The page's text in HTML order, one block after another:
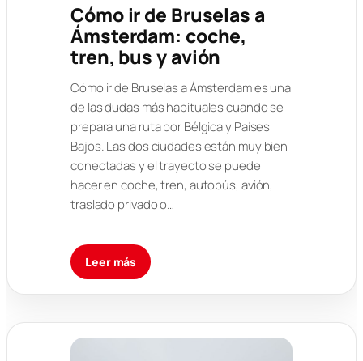
Cómo ir de Bruselas a
Ámsterdam: coche,
tren, bus y avión
Cómo ir de Bruselas a Ámsterdam es una
de las dudas más habituales cuando se
prepara una ruta por Bélgica y Países
Bajos. Las dos ciudades están muy bien
conectadas y el trayecto se puede
hacer en coche, tren, autobús, avión,
traslado privado o…
Leer más